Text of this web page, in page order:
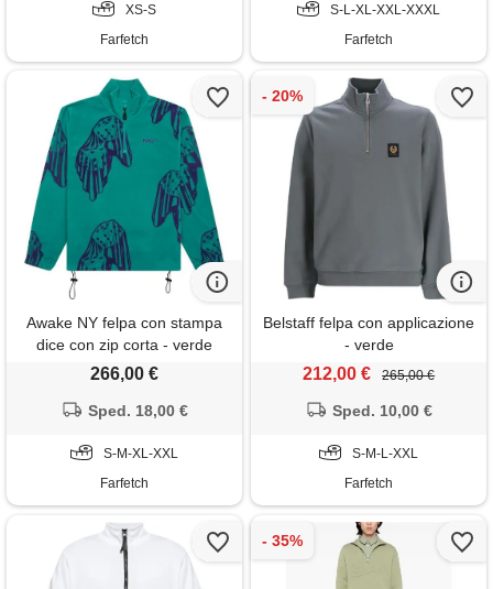
XS-S
Farfetch
S-L-XL-XXL-XXXL
Farfetch
Awake NY felpa con stampa
dice con zip corta - verde
266,00 €
Sped. 18,00 €
S-M-XL-XXL
Farfetch
Belstaff felpa con applicazione
- verde
212,00 € 265,00 €
Sped. 10,00 €
S-M-L-XXL
Farfetch